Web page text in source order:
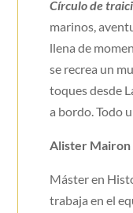
Círculo de
marinos,
llena de
se recrea un
toques desde
a bordo. Todo
Alister Mairon
Máster en
trabaja en el